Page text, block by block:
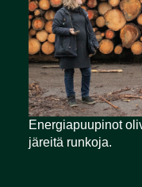
Energiapuupinot
järeitä runkoja.